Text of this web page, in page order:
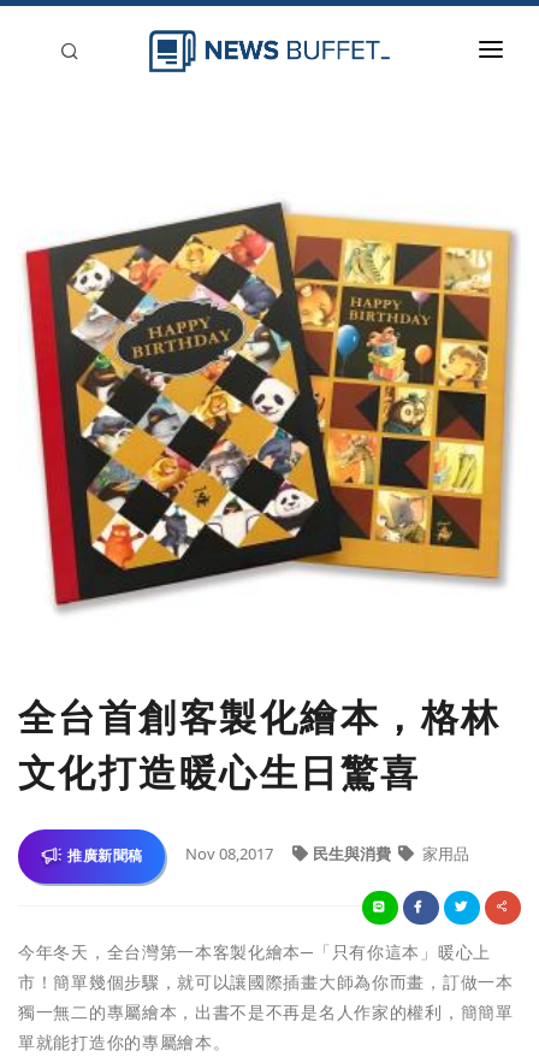
刊登
全台首創客製化繪本，格林
文化打造暖心生日驚喜
推廣新聞稿 Nov 08,2017 民生與消費 家用品
今年冬天，全台灣第一本客製化繪本─「只有你這本」暖心上
市！簡單幾個步驟，就可以讓國際插畫大師為你而畫，訂做一本
獨一無二的專屬繪本，出書不是不再是名人作家的權利，簡簡單
單就能打造你的專屬繪本。